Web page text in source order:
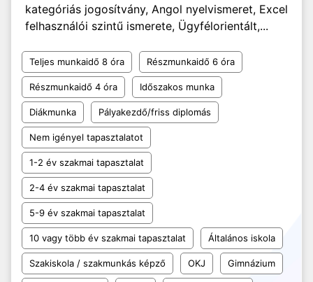
kategóriás jogosítvány, Angol nyelvismeret, Excel
felhasználói szintű ismerete, Ügyfélorientált,...
Teljes munkaidő 8 óra Részmunkaidő 6 óra
Részmunkaidő 4 óra Időszakos munka
Diákmunka Pályakezdő/friss diplomás
Nem igényel tapasztalatot
1-2 év szakmai tapasztalat
2-4 év szakmai tapasztalat
5-9 év szakmai tapasztalat
10 vagy több év szakmai tapasztalat Általános iskola
Szakiskola / szakmunkás képző OKJ Gimnázium